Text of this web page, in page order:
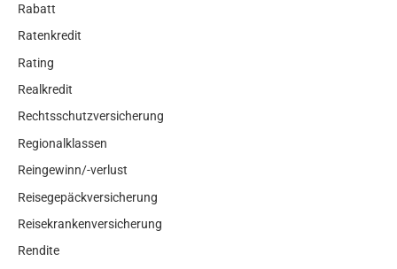
Rabatt
Ratenkredit
Rating
Realkredit
Rechtsschutzversicherung
Regionalklassen
Reingewinn/-verlust
Reisegepäckversicherung
Reisekrankenversicherung
Rendite